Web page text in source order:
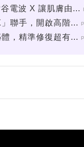
電波 X 讓肌膚由...
聯手，開啟高階...
，精準修復超有...